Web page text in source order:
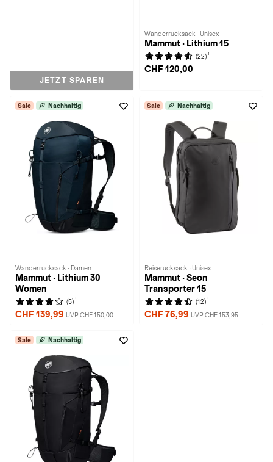
JETZT SPAREN
Wanderrucksack · Unisex
Mammut · Lithium 15
(22) 1
CHF 120,00
Sale Nachhaltig
Wanderrucksack · Damen
Mammut · Lithium 30
Women
(5) 1
CHF 139,99 UVP CHF 150,00
Sale Nachhaltig
Reiserucksack · Unisex
Mammut · Seon
Transporter 15
(12) 1
CHF 76,99 UVP CHF 153,95
Sale Nachhaltig